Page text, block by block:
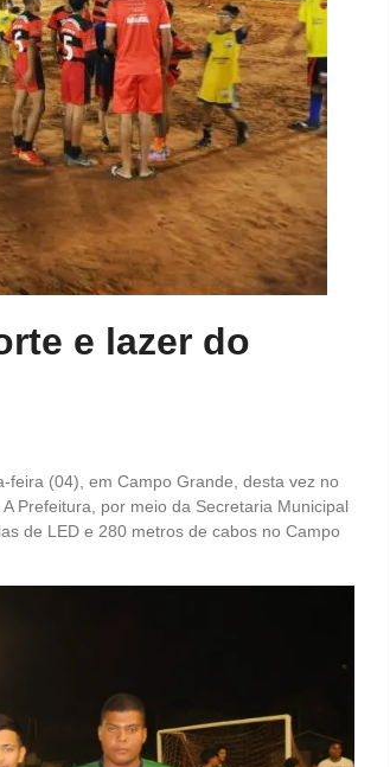
e lazer do
(04), em Campo Grande, desta vez no
Prefeitura, por meio da Secretaria Municipal
de LED e 280 metros de cabos no Campo